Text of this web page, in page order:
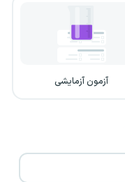
آزمون آزمایشی